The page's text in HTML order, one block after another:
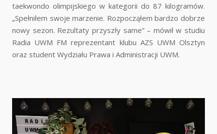
taekwondo olimpijskiego w kategorii do 87 kilogramów.
„Spełniłem swoje marzenie. Rozpocząłem bardzo dobrze
nowy sezon. Rezultaty przyszły same” – mówił w studiu
Radia UWM FM reprezentant klubu AZS UWM Olsztyn
oraz student Wydziału Prawa i Administracji UWM.